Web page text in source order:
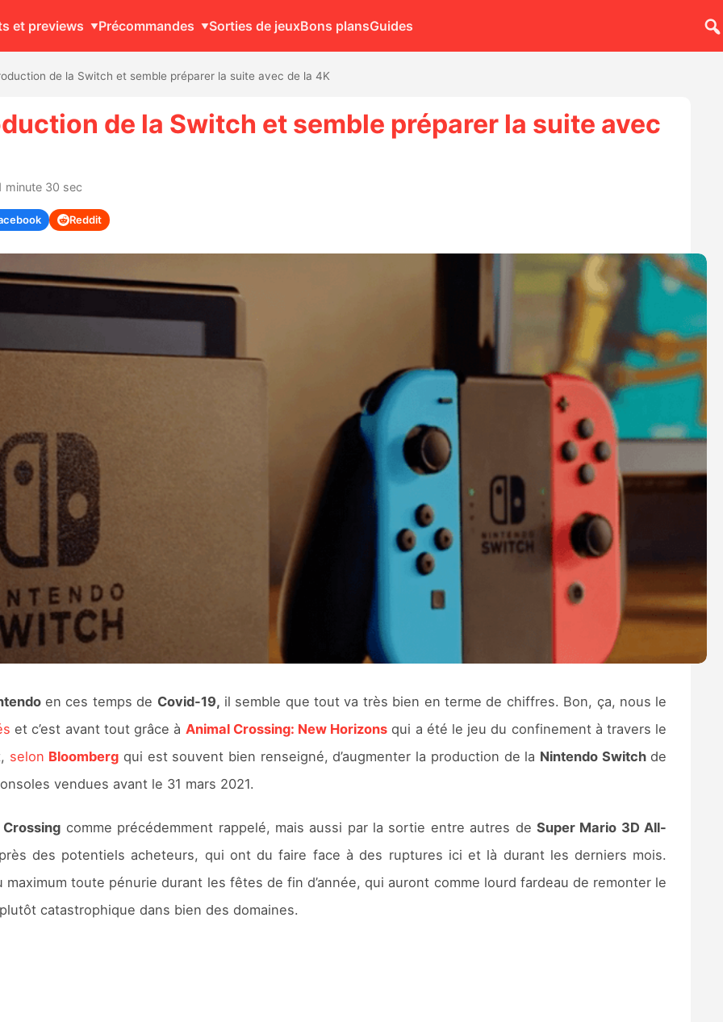
et previews Précommandes Sorties de jeuxBons plansGuides
de la Switch et semble préparer la suite avec de la 4K
de la Switch et semble préparer la suite avec
minute 30 sec
Reddit
en ces temps de Covid-19, il semble que tout va très bien en terme de chiffres. Bon, ça, nous le
et c’est avant tout grâce à Animal Crossing: New Horizons qui a été le jeu du confinement à travers le
selon Bloomberg qui est souvent bien renseigné, d’augmenter la production de la Nintendo Switchde
vendues avant le 31 mars 2021.
Crossing comme précédemment rappelé, mais aussi par la sortie entre autres deSuper Mario 3D All-
des potentiels acheteurs, qui ont du faire face à des ruptures ici et là durant les derniers mois.
toute pénurie durant les fêtes de fin d’année, qui auront comme lourd fardeau de remonter le
catastrophique dans bien des domaines.